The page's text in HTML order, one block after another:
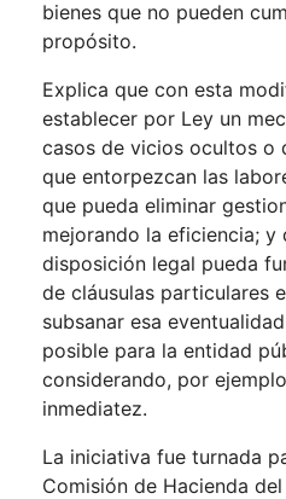
bienes que no pueden
propósito.
Explica que con esta
establecer por Ley un
casos de vicios ocultos o
que entorpezcan las
que pueda eliminar
mejorando la eficiencia; y
disposición legal pueda
de cláusulas particulares
subsanar esa
posible para la entidad
considerando, por
inmediatez.
La iniciativa fue turnada
Comisión de Hacienda